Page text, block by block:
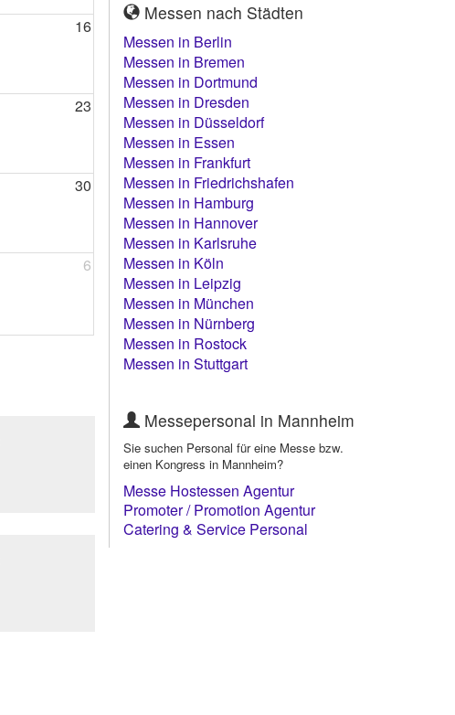
16
23
30
6
Messen nach Städten
Messen in Berlin
Messen in Bremen
Messen in Dortmund
Messen in Dresden
Messen in Düsseldorf
Messen in Essen
Messen in Frankfurt
Messen in Friedrichshafen
Messen in Hamburg
Messen in Hannover
Messen in Karlsruhe
Messen in Köln
Messen in Leipzig
Messen in München
Messen in Nürnberg
Messen in Rostock
Messen in Stuttgart
Messepersonal in Mannheim
Sie suchen Personal für eine Messe bzw.
einen Kongress in Mannheim?
Messe Hostessen Agentur
Mannheim
Promoter / Promotion Agentur
Mannheim
Catering & Service Personal